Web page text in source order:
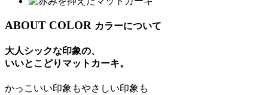
ABOUT COLOR カラーについて
大人シックな印象の、
いいとこどりマットカーキ。
かっこいい印象もやさしい印象も